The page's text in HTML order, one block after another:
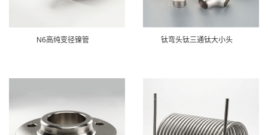
N6高纯变径镍管 钛弯头钛三通钛大小头